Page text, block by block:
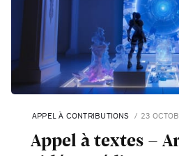
APPEL À CONTRIBUTIONS 23
Appel à textes -